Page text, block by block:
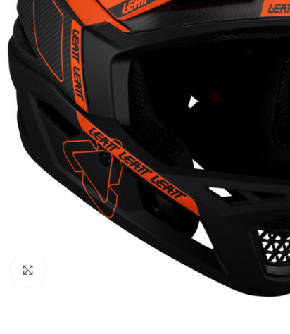
Kliknij, aby powiększyć zdjęcie